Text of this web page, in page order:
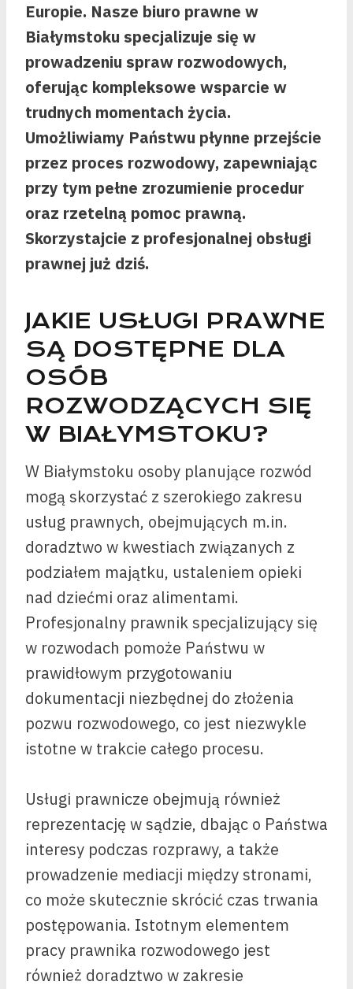
Europie. Nasze biuro prawne w
Białymstoku specjalizuje się w
prowadzeniu spraw rozwodowych,
oferując kompleksowe wsparcie w
trudnych momentach życia.
Umożliwiamy Państwu płynne przejście
przez proces rozwodowy, zapewniając
przy tym pełne zrozumienie procedur
oraz rzetelną pomoc prawną.
Skorzystajcie z profesjonalnej obsługi
prawnej już dziś.
JAKIE USŁUGI PRAWNE
SĄ DOSTĘPNE DLA
OSÓB
ROZWODZĄCYCH SIĘ
W BIAŁYMSTOKU?
W Białymstoku osoby planujące rozwód
mogą skorzystać z szerokiego zakresu
usług prawnych, obejmujących m.in.
doradztwo w kwestiach związanych z
podziałem majątku, ustaleniem opieki
nad dziećmi oraz alimentami.
Profesjonalny prawnik specjalizujący się
w rozwodach pomoże Państwu w
prawidłowym przygotowaniu
dokumentacji niezbędnej do złożenia
pozwu rozwodowego, co jest niezwykle
istotne w trakcie całego procesu.
Usługi prawnicze obejmują również
reprezentację w sądzie, dbając o Państwa
interesy podczas rozprawy, a także
prowadzenie mediacji między stronami,
co może skutecznie skrócić czas trwania
postępowania. Istotnym elementem
pracy prawnika rozwodowego jest
również doradztwo w zakresie